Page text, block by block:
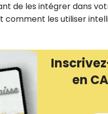
de les intégrer dans
comment les utiliser
en